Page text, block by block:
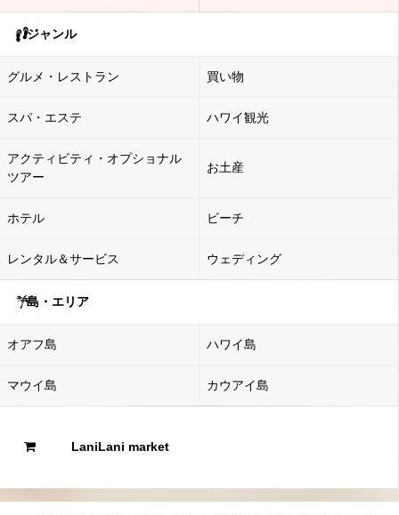
ジャンル
グルメ・レストラン 買い物
スパ・エステ ハワイ観光
アクティビティ・オプショナル
ツアー
お土産
ホテル ビーチ
レンタル＆サービス ウェディング
島・エリア
オアフ島 ハワイ島
マウイ島 カウアイ島
LaniLani market